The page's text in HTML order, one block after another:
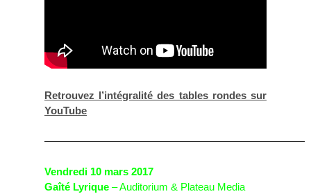
Retrouvez l’intégralité des tables rondes sur
YouTube
—————————————————————————
Vendredi 10 mars 2017
Gaîté Lyrique – Auditorium & Plateau Media